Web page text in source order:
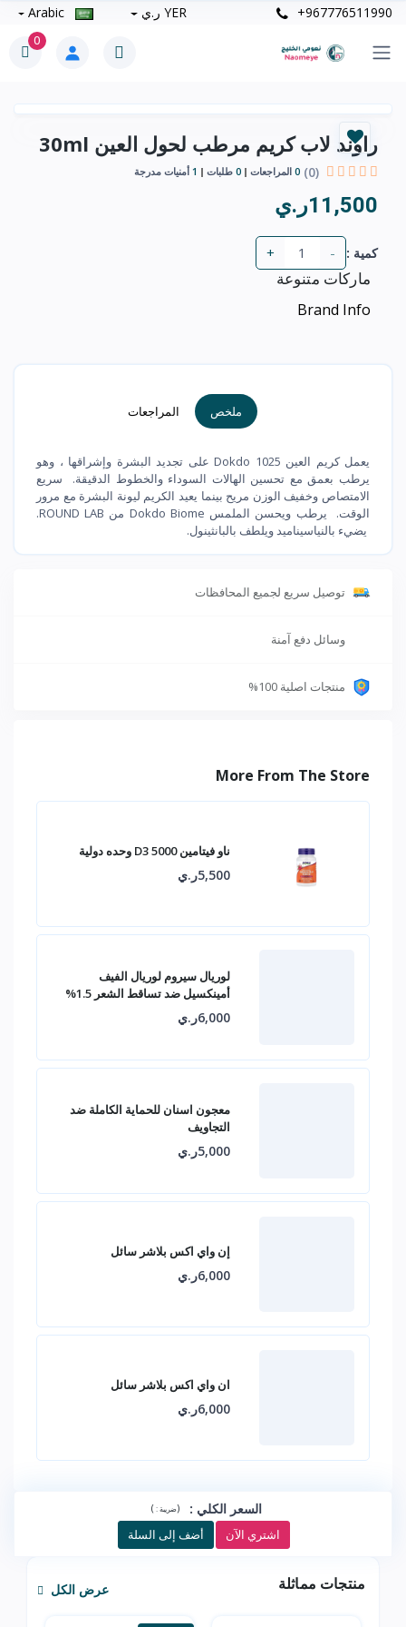
+967776511990 YER ر.ي
0
راوند لاب كريم مرطب لحول العين 30ml
(0)
0 المراجعات 0 طلبات 1 أمنيات مدرجة
11,500ر.ي
كمية : -
+
ماركات متنوعة
Brand Info
ملخص المراجعات
يعمل كريم العين 1025 Dokdo على تجديد البشرة وإشراقها ، وهو
يرطب بعمق مع تحسين الهالات السوداء والخطوط الدقيقة. سريع
الامتصاص وخفيف الوزن مريح بينما يعيد الكريم ليونة البشرة مع مرور
الوقت. يرطب ويحسن الملمس Dokdo Biome من ROUND LAB.
يضيء بالنياسيناميد ويلطف بالبانثينول.
توصيل سريع لجميع المحافظات
وسائل دفع آمنة
منتجات اصلية 100%
More From The Store
ناو فيتامين D3 5000 وحده دولية
5,500ر.ي
لوريال سيروم لوريال الفيف
أمينكسيل ضد تساقط الشعر 1.5%
6,000ر.ي
معجون اسنان للحماية الكاملة ضد
التجاويف
5,000ر.ي
إن واي اكس بلاشر سائل
6,000ر.ي
ان واي اكس بلاشر سائل
6,000ر.ي
السعر الكلي :
(ضريبة :)
اشتري الآن أضف إلى السلة
منتجات مماثلة عرض الكل